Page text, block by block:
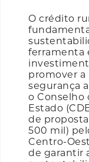
O crédito
ferramenta
promover a
segurança
o Conselho
Estado
de
500 mil)
Centro-
de garantir